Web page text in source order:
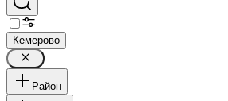
Кемерово
Район